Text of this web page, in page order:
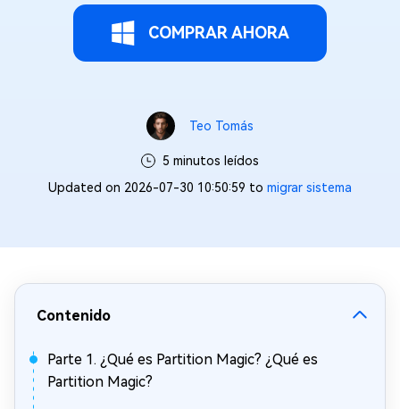
COMPRAR AHORA
Teo Tomás
5 minutos leídos
Updated on 2026-07-30 10:50:59 to migrar sistema
Contenido
Parte 1. ¿Qué es Partition Magic? ¿Qué es
Partition Magic?